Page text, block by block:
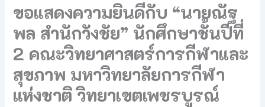
ขอแสดงความยินดีกับ “นายณัฐ
พล สำนักวังชัย” นักศึกษาชั้นปีที่
2 คณะวิทยาศาสตร์การกีฬาและ
สุขภาพ มหาวิทยาลัยการกีฬา
แห่งชาติ วิทยาเขตเพชรบูรณ์